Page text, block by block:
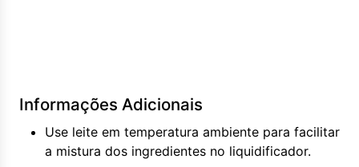
Informações Adicionais
Use leite em temperatura ambiente para facilitar
a mistura dos ingredientes no liquidificador.